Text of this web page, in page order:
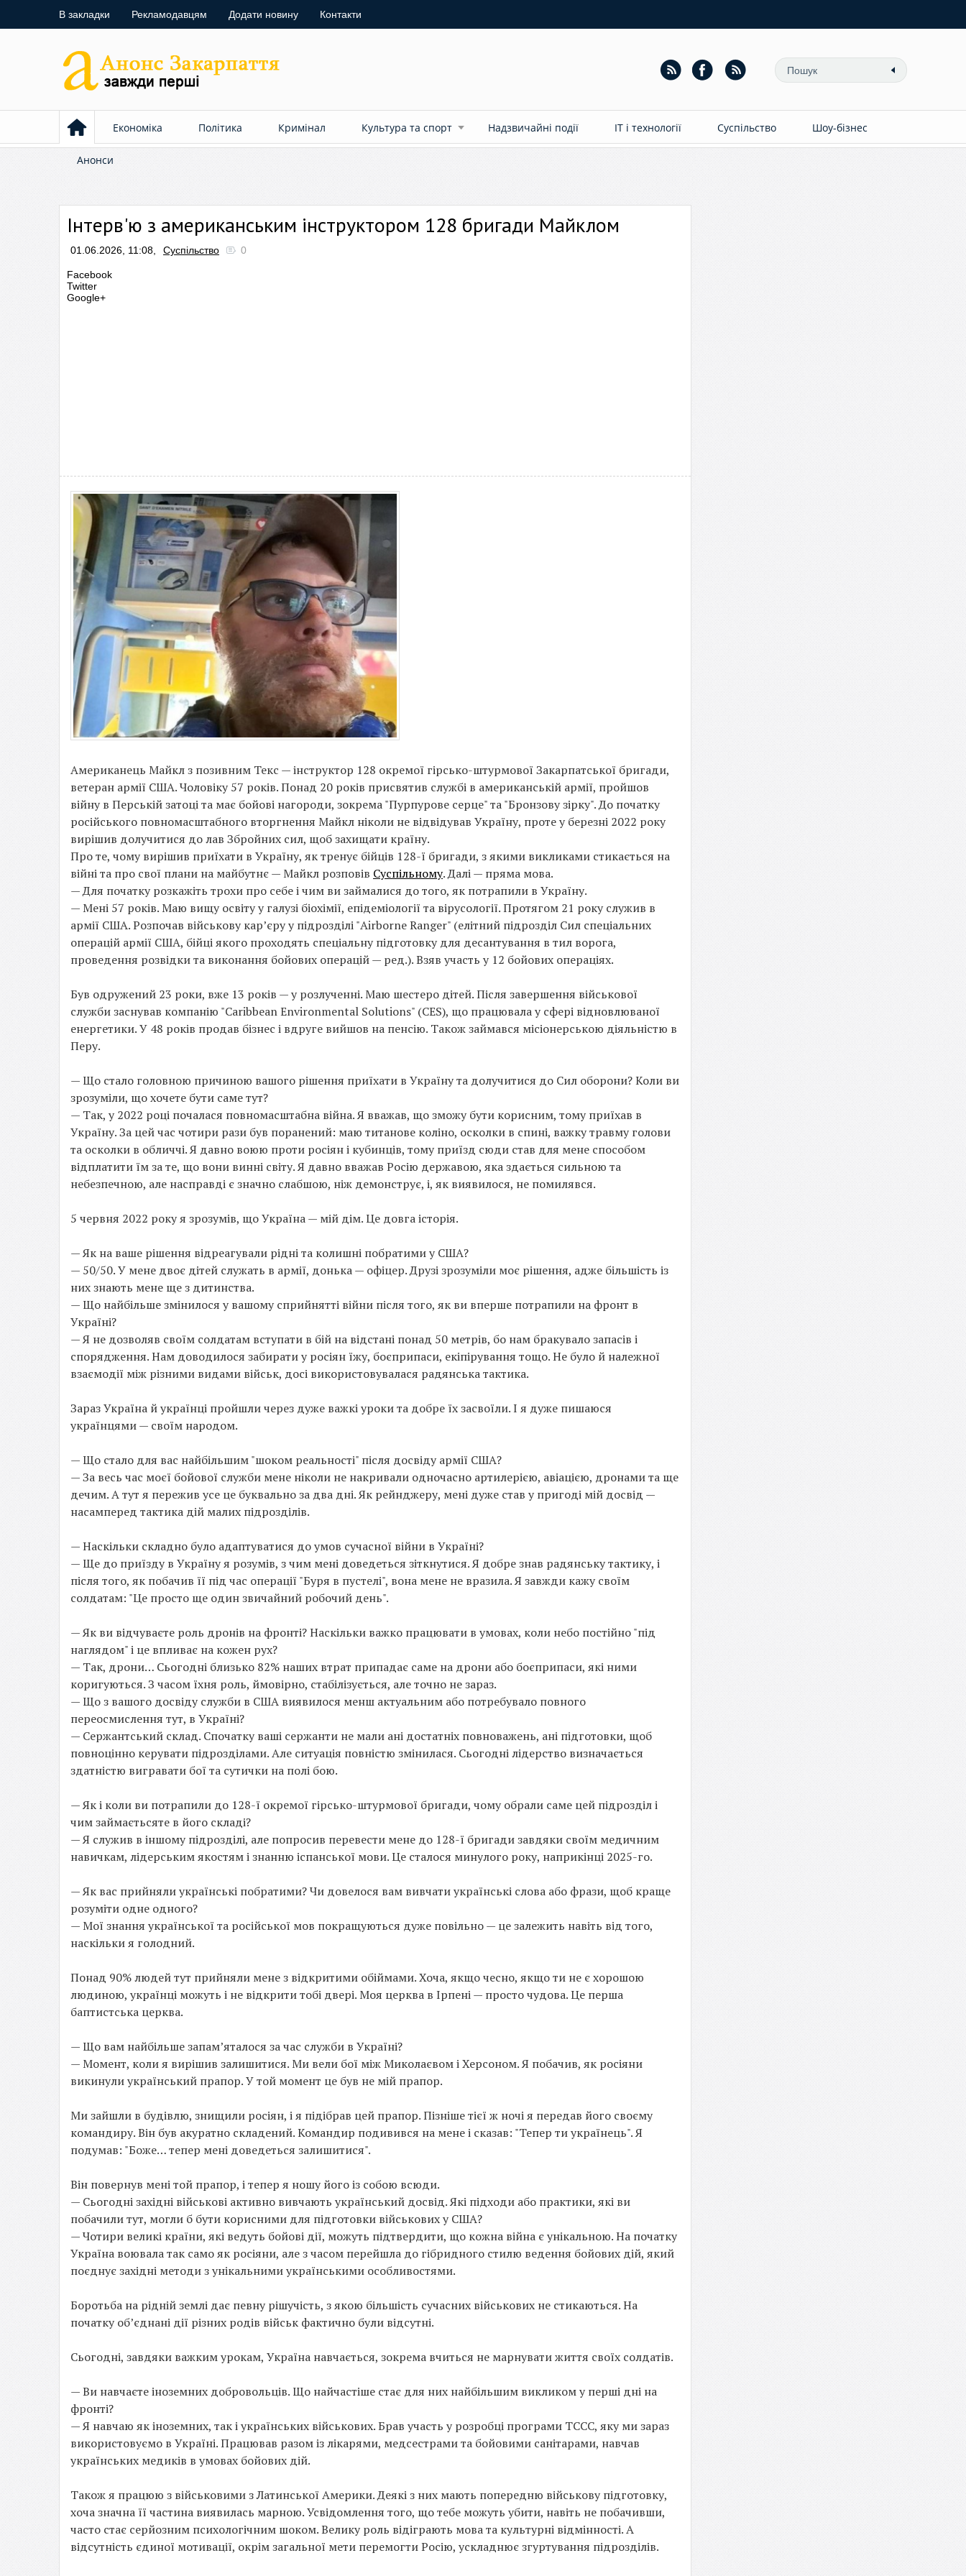
В закладки Рекламодавцям Додати новину Контакти
Економіка Політика Кримінал Культура та спорт Надзвичайні події ІТ і технології Суспільство Шоу-бізнес
Анонси
Інтерв'ю з американським інструктором 128 бригади Майклом
01.06.2026, 11:08, Суспільство 0
Facebook
Twitter
Google+
Американець Майкл з позивним Текс — інструктор 128 окремої гірсько-штурмової Закарпатської бригади,
ветеран армії США. Чоловіку 57 років. Понад 20 років присвятив службі в американській армії, пройшов
війну в Перській затоці та має бойові нагороди, зокрема "Пурпурове серце" та "Бронзову зірку". До початку
російського повномасштабного вторгнення Майкл ніколи не відвідував Україну, проте у березні 2022 року
вирішив долучитися до лав Збройних сил, щоб захищати країну.
Про те, чому вирішив приїхати в Україну, як тренує бійців 128-ї бригади, з якими викликами стикається на
війні та про свої плани на майбутнє — Майкл розповів Суспільному. Далі — пряма мова.
— Для початку розкажіть трохи про себе і чим ви займалися до того, як потрапили в Україну.
— Мені 57 років. Маю вищу освіту у галузі біохімії, епідеміології та вірусології. Протягом 21 року служив в
армії США. Розпочав військову кар’єру у підрозділі "Airborne Ranger" (елітний підрозділ Сил спеціальних
операцій армії США, бійці якого проходять спеціальну підготовку для десантування в тил ворога,
проведення розвідки та виконання бойових операцій — ред.). Взяв участь у 12 бойових операціях.
Був одружений 23 роки, вже 13 років — у розлученні. Маю шестеро дітей. Після завершення військової
служби заснував компанію "Caribbean Environmental Solutions" (CES), що працювала у сфері відновлюваної
енергетики. У 48 років продав бізнес і вдруге вийшов на пенсію. Також займався місіонерською діяльністю в
Перу.
— Що стало головною причиною вашого рішення приїхати в Україну та долучитися до Сил оборони? Коли ви
зрозуміли, що хочете бути саме тут?
— Так, у 2022 році почалася повномасштабна війна. Я вважав, що зможу бути корисним, тому приїхав в
Україну. За цей час чотири рази був поранений: маю титанове коліно, осколки в спині, важку травму голови
та осколки в обличчі. Я давно воюю проти росіян і кубинців, тому приїзд сюди став для мене способом
відплатити їм за те, що вони винні світу. Я давно вважав Росію державою, яка здається сильною та
небезпечною, але насправді є значно слабшою, ніж демонструє, і, як виявилося, не помилявся.
5 червня 2022 року я зрозумів, що Україна — мій дім. Це довга історія.
— Як на ваше рішення відреагували рідні та колишні побратими у США?
— 50/50. У мене двоє дітей служать в армії, донька — офіцер. Друзі зрозуміли моє рішення, адже більшість із
них знають мене ще з дитинства.
— Що найбільше змінилося у вашому сприйнятті війни після того, як ви вперше потрапили на фронт в
Україні?
— Я не дозволяв своїм солдатам вступати в бій на відстані понад 50 метрів, бо нам бракувало запасів і
спорядження. Нам доводилося забирати у росіян їжу, боєприпаси, екіпірування тощо. Не було й належної
взаємодії між різними видами військ, досі використовувалася радянська тактика.
Зараз Україна й українці пройшли через дуже важкі уроки та добре їх засвоїли. І я дуже пишаюся
українцями — своїм народом.
— Що стало для вас найбільшим "шоком реальності" після досвіду армії США?
— За весь час моєї бойової служби мене ніколи не накривали одночасно артилерією, авіацією, дронами та ще
дечим. А тут я пережив усе це буквально за два дні. Як рейнджеру, мені дуже став у пригоді мій досвід —
насамперед тактика дій малих підрозділів.
— Наскільки складно було адаптуватися до умов сучасної війни в Україні?
— Ще до приїзду в Україну я розумів, з чим мені доведеться зіткнутися. Я добре знав радянську тактику, і
після того, як побачив її під час операції "Буря в пустелі", вона мене не вразила. Я завжди кажу своїм
солдатам: "Це просто ще один звичайний робочий день".
— Як ви відчуваєте роль дронів на фронті? Наскільки важко працювати в умовах, коли небо постійно "під
наглядом" і це впливає на кожен рух?
— Так, дрони… Сьогодні близько 82% наших втрат припадає саме на дрони або боєприпаси, які ними
коригуються. З часом їхня роль, ймовірно, стабілізується, але точно не зараз.
— Що з вашого досвіду служби в США виявилося менш актуальним або потребувало повного
переосмислення тут, в Україні?
— Сержантський склад. Спочатку ваші сержанти не мали ані достатніх повноважень, ані підготовки, щоб
повноцінно керувати підрозділами. Але ситуація повністю змінилася. Сьогодні лідерство визначається
здатністю вигравати бої та сутички на полі бою.
— Як і коли ви потрапили до 128-ї окремої гірсько-штурмової бригади, чому обрали саме цей підрозділ і
чим займаєтьсяте в його складі?
— Я служив в іншому підрозділі, але попросив перевести мене до 128-ї бригади завдяки своїм медичним
навичкам, лідерським якостям і знанню іспанської мови. Це сталося минулого року, наприкінці 2025-го.
— Як вас прийняли українські побратими? Чи довелося вам вивчати українські слова або фрази, щоб краще
розуміти одне одного?
— Мої знання української та російської мов покращуються дуже повільно — це залежить навіть від того,
наскільки я голодний.
Понад 90% людей тут прийняли мене з відкритими обіймами. Хоча, якщо чесно, якщо ти не є хорошою
людиною, українці можуть і не відкрити тобі двері. Моя церква в Ірпені — просто чудова. Це перша
баптистська церква.
— Що вам найбільше запам’яталося за час служби в Україні?
— Момент, коли я вирішив залишитися. Ми вели бої між Миколаєвом і Херсоном. Я побачив, як росіяни
викинули український прапор. У той момент це був не мій прапор.
Ми зайшли в будівлю, знищили росіян, і я підібрав цей прапор. Пізніше тієї ж ночі я передав його своєму
командиру. Він був акуратно складений. Командир подивився на мене і сказав: "Тепер ти українець". Я
подумав: "Боже… тепер мені доведеться залишитися".
Він повернув мені той прапор, і тепер я ношу його із собою всюди.
— Сьогодні західні військові активно вивчають український досвід. Які підходи або практики, які ви
побачили тут, могли б бути корисними для підготовки військових у США?
— Чотири великі країни, які ведуть бойові дії, можуть підтвердити, що кожна війна є унікальною. На початку
Україна воювала так само як росіяни, але з часом перейшла до гібридного стилю ведення бойових дій, який
поєднує західні методи з унікальними українськими особливостями.
Боротьба на рідній землі дає певну рішучість, з якою більшість сучасних військових не стикаються. На
початку об’єднані дії різних родів військ фактично були відсутні.
Сьогодні, завдяки важким урокам, Україна навчається, зокрема вчиться не марнувати життя своїх солдатів.
— Ви навчаєте іноземних добровольців. Що найчастіше стає для них найбільшим викликом у перші дні на
фронті?
— Я навчаю як іноземних, так і українських військових. Брав участь у розробці програми TCCC, яку ми зараз
використовуємо в Україні. Працював разом із лікарями, медсестрами та бойовими санітарами, навчав
українських медиків в умовах бойових дій.
Також я працюю з військовими з Латинської Америки. Деякі з них мають попередню військову підготовку,
хоча значна її частина виявилась марною. Усвідомлення того, що тебе можуть убити, навіть не побачивши,
часто стає серйозним психологічним шоком. Велику роль відіграють мова та культурні відмінності. А
відсутність єдиної мотивації, окрім загальної мети перемогти Росію, ускладнює згуртування підрозділів.